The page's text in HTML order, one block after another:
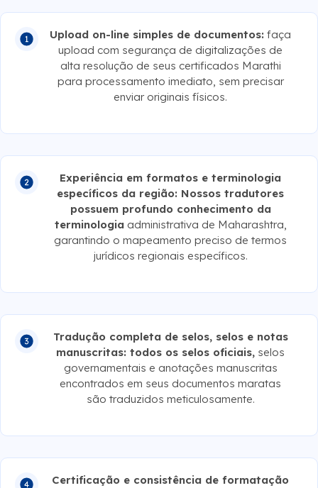
Upload on-line simples de documentos: faça
upload com segurança de digitalizações de
alta resolução de seus certificados Marathi
para processamento imediato, sem precisar
enviar originais físicos.
Experiência em formatos e terminologia
específicos da região: Nossos tradutores
possuem profundo conhecimento da
terminologiaadministrativa de Maharashtra,
garantindo o mapeamento preciso de termos
jurídicos regionais específicos.
Tradução completa de selos, selos e notas
manuscritas: todos os selos oficiais, selos
governamentais e anotações manuscritas
encontrados em seus documentos maratas
são traduzidos meticulosamente.
Certificação e consistência de formatação